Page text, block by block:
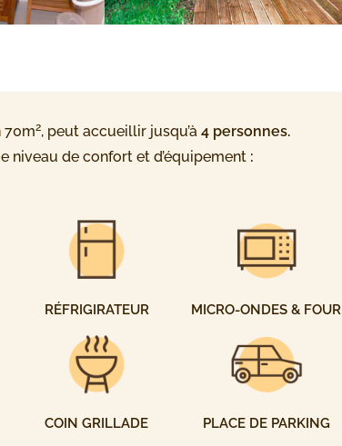
70m2, peut accueillir jusqu’à 4 personnes.
niveau de confort et d’équipement:
RÉFRIGIRATEUR MICRO-ONDES & FOUR
COIN GRILLADE PLACE DE PARKING